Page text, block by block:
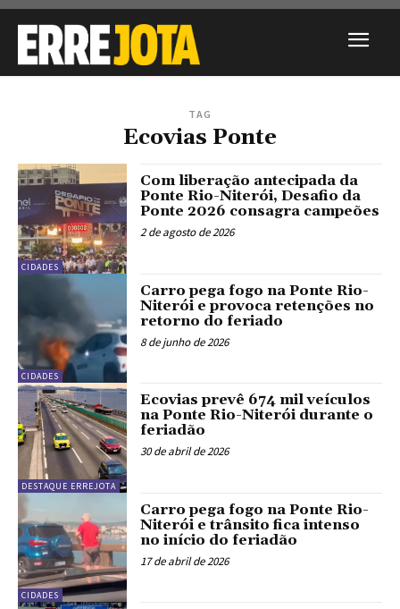
TAG
Ecovias Ponte
CIDADES
Com liberação antecipada da
Ponte Rio-Niterói, Desafio da
Ponte 2026 consagra campeões
2 de agosto de 2026
CIDADES
Carro pega fogo na Ponte Rio-
Niterói e provoca retenções no
retorno do feriado
8 de junho de 2026
DESTAQUE ERREJOTA
Ecovias prevê 674 mil veículos
na Ponte Rio-Niterói durante o
feriadão
30 de abril de 2026
CIDADES
Carro pega fogo na Ponte Rio-
Niterói e trânsito fica intenso
no início do feriadão
17 de abril de 2026